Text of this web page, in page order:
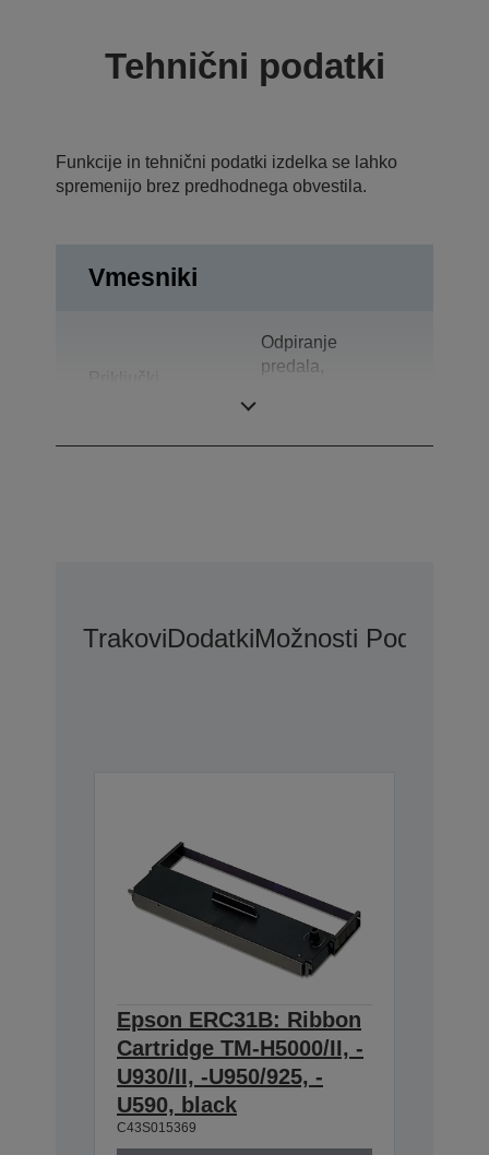
Tehnični podatki
Funkcije in tehnični podatki izdelka se lahko
spremenijo brez predhodnega obvestila.
Vmesniki
Odpiranje
predala,
TrakoviDodatkiMožnosti
Epson ERC31B: Ribbon
Cartridge TM-H5000/II, -
U930/II, -U950/925, -
U590, black
C43S015369